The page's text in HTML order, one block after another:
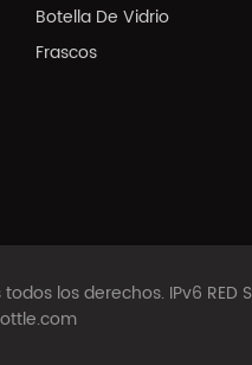
Botella De Vidrio
Frascos
los derechos. IPv6 RED